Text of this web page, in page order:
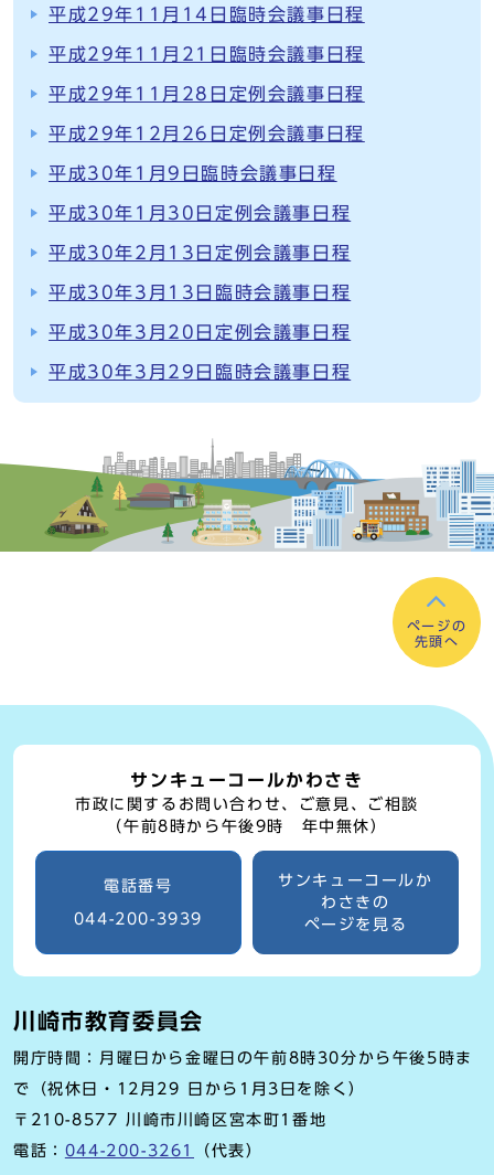
平成29年11月14日臨時会議事日程
平成29年11月21日臨時会議事日程
平成29年11月28日定例会議事日程
平成29年12月26日定例会議事日程
平成30年1月9日臨時会議事日程
平成30年1月30日定例会議事日程
平成30年2月13日定例会議事日程
平成30年3月13日臨時会議事日程
平成30年3月20日定例会議事日程
平成30年3月29日臨時会議事日程
ページの
先頭へ
サンキューコールかわさき
市政に関するお問い合わせ、ご意見、ご相談
（午前8時から午後9時 年中無休）
電話番号
044-200-3939
サンキューコールか
わさきの
ページを見る
川崎市教育委員会
開庁時間：月曜日から金曜日の午前8時30分から午後5時ま
で（祝休日・12月29 日から1月3日を除く）
〒210-8577 川崎市川崎区宮本町1番地
電話： 044-200-3261 （代表）